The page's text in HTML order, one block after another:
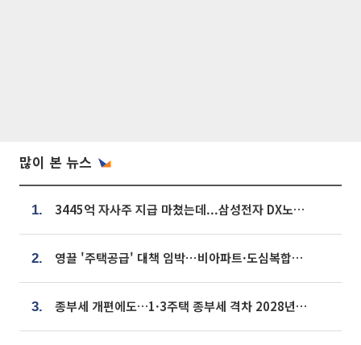
많이 본 뉴스
1. 3445억 자사주 지급 마쳤는데...삼성전자 DX노조, 뒤늦은 '떼쓰기 집회'
2. 영끌 '주택공급' 대책 임박⋯비아파트·도심복합까지 총동원
3. 종부세 개편에도…1·3주택 종부세 격차 2028년부터 확대